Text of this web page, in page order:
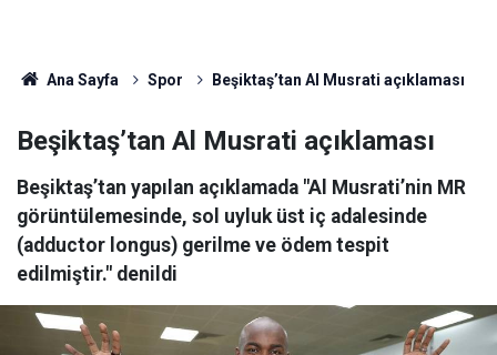
Ana Sayfa Spor Beşiktaş’tan Al Musrati açıklaması
Beşiktaş’tan Al Musrati açıklaması
Beşiktaş’tan yapılan açıklamada "Al Musrati’nin MR
görüntülemesinde, sol uyluk üst iç adalesinde
(adductor longus) gerilme ve ödem tespit
edilmiştir." denildi